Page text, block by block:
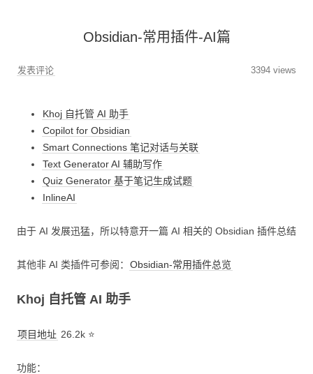
Obsidian-常用插件-AI篇
发表评论 3394 views
Khoj 自托管 AI 助手
Copilot for Obsidian
Smart Connections 笔记对话与关联
Text Generator AI 辅助写作
Quiz Generator 基于笔记生成试题
InlineAI
由于 AI 发展迅猛，所以特意开一篇 AI 相关的 Obsidian 插件总结
其他非 AI 类插件可参阅： Obsidian-常用插件总览
Khoj 自托管 AI 助手
项目地址 26.2k ⭐
功能：